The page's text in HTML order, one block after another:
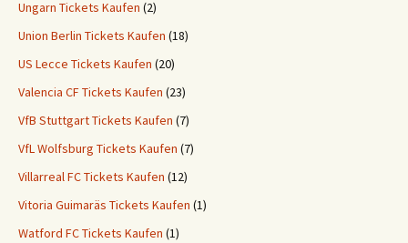
Ungarn Tickets Kaufen (2)
Union Berlin Tickets Kaufen (18)
US Lecce Tickets Kaufen (20)
Valencia CF Tickets Kaufen (23)
VfB Stuttgart Tickets Kaufen (7)
VfL Wolfsburg Tickets Kaufen (7)
Villarreal FC Tickets Kaufen (12)
Vitoria Guimaräs Tickets Kaufen (1)
Watford FC Tickets Kaufen (1)